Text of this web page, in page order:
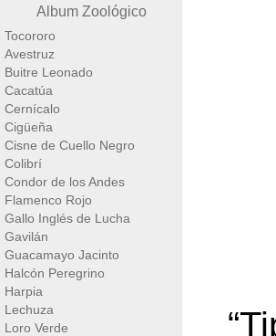
Album Zoológico
Tocororo
Avestruz
Buitre Leonado
Cacatúa
Cernícalo
Cigüeña
Cisne de Cuello Negro
Colibrí
Condor de los Andes
Flamenco Rojo
Gallo Inglés de Lucha
Gavilán
Guacamayo Jacinto
Halcón Peregrino
Harpia
Lechuza
Loro Verde